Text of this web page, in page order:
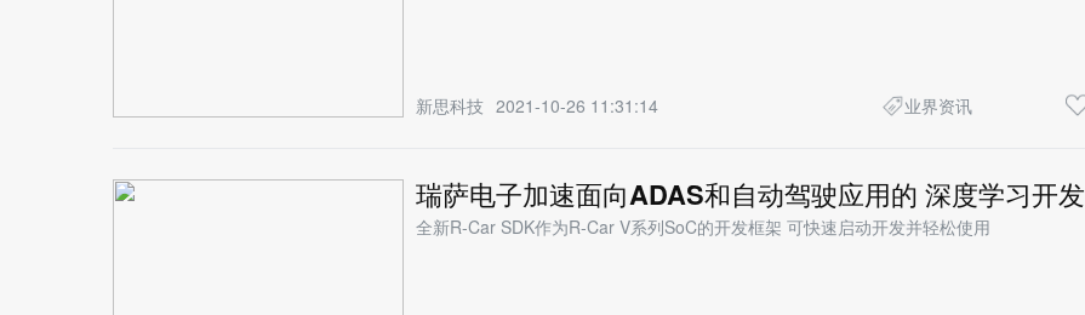
新思科技 2021-10-26 11:31:14 业界资讯
瑞萨电子加速面向ADAS和自动驾驶应用的 深度学习开发
全新R-Car SDK作为R-Car V系列SoC的开发框架 可快速启动开发并轻松使用